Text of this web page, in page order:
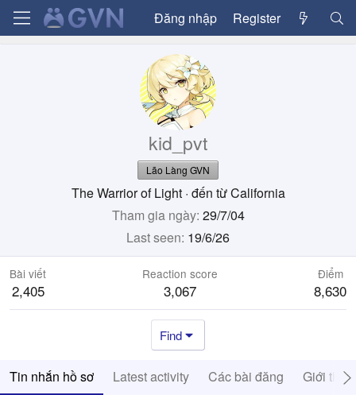
Đăng nhập Register
kid_pvt
Lão Làng GVN
The Warrior of Light · đến từCalifornia
Tham gia ngày 29/7/04
Last seen 19/6/26
Bài viết
2,405
Reaction score
3,067
Điểm
8,630
Find
Tin nhắn hồ sơ Latest activity Các bài đăng Giới thiệu